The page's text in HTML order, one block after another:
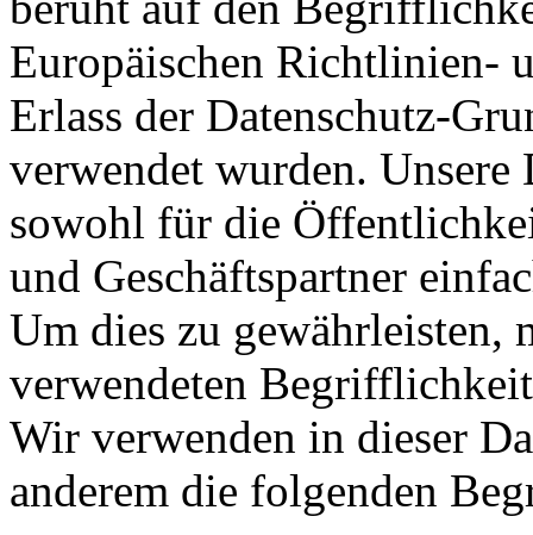
Europäischen Richtlinien-
Erlass der Datenschutz-
verwendet wurden.
sowohl für die
und Geschäftspartner
Um dies zu gewährleisten,
verwendeten
Wir verwenden in dieser
anderem die folgenden